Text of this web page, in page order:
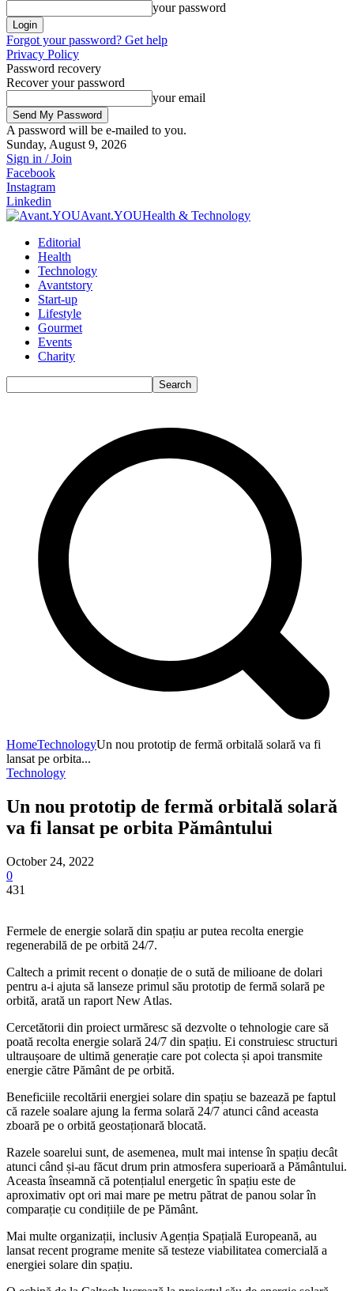
your password
Forgot your password? Get help
Privacy Policy
Password recovery
Recover your password
your email
A password will be e-mailed to you.
Sunday, August 9, 2026
Sign in / Join
Facebook
Instagram
Linkedin
Avant.YOUHealth & Technology
Editorial
Health
Technology
Avantstory
Start-up
Lifestyle
Gourmet
Events
Charity
Search
HomeTechnologyUn nou prototip de fermă orbitală solară va fi
lansat pe orbita...
Technology
Un nou prototip de fermă orbitală solară
va fi lansat pe orbita Pământului
October 24, 2022
0
431
Fermele de energie solară din spațiu ar putea recolta energie
regenerabilă de pe orbită 24/7.
Caltech a primit recent o donație de o sută de milioane de dolari
pentru a-i ajuta să lanseze primul său prototip de fermă solară pe
orbită, arată un raport New Atlas.
Cercetătorii din proiect urmăresc să dezvolte o tehnologie care să
poată recolta energie solară 24/7 din spațiu. Ei construiesc structuri
ultraușoare de ultimă generație care pot colecta și apoi transmite
energie către Pământ de pe orbită.
Beneficiile recoltării energiei solare din spațiu se bazează pe faptul
că razele soalare ajung la ferma solară 24/7 atunci când aceasta
zboară pe o orbită geostaționară blocată.
Razele soarelui sunt, de asemenea, mult mai intense în spațiu decât
atunci când și-au făcut drum prin atmosfera superioară a Pământului.
Aceasta înseamnă că potențialul energetic în spațiu este de
aproximativ opt ori mai mare pe metru pătrat de panou solar în
comparație cu condițiile de pe Pământ.
Mai multe organizații, inclusiv Agenția Spațială Europeană, au
lansat recent programe menite să testeze viabilitatea comercială a
energiei solare din spațiu.